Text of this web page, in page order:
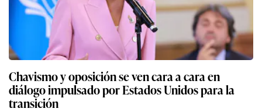
Chavismo y oposición se ven cara a cara en
diálogo impulsado por Estados Unidos para la
transición